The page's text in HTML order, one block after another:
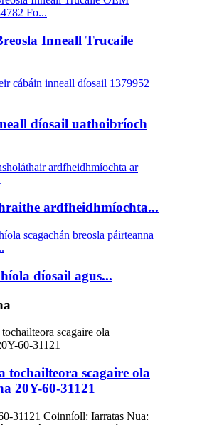
Inneall Trucaile
díosail uathoibríoch
ardfheidhmíochta...
díosail agus...
tochailteora scagaire ola
20Y-60-31121
31121 Coinníoll: Iarratas Nua: